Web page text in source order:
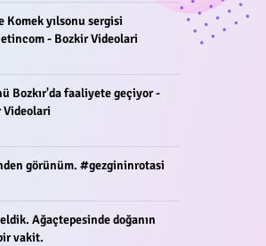
Komek yılsonu sergisi
- Bozkir Videolari
Bozkır'da faaliyete geçiyor -
görünüm. #gezgininrotasi
Ağaçtepesinde doğanın
vakit.